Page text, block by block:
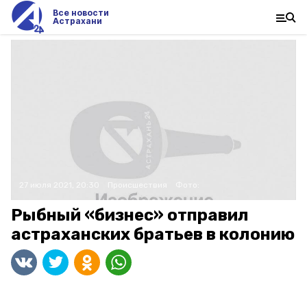
Все новости
Астрахани
Рыбный «бизнес» отправил
астраханских братьев в колонию